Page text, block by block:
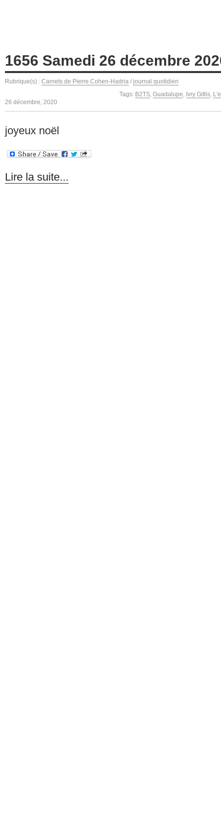
1656 Samedi 26 décembre
Rubrique(s) : Carnets de Pierre Cohen-Hadria / journal quotidien
Tags: B2TS Guadalupe Ivry Gitlis
26 décembre, 2020
joyeux noël
Lire la suite...